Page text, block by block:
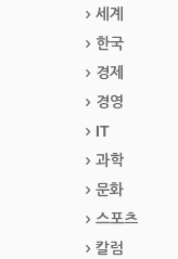
세계
한국
경제
경영
IT
과학
문화
스포츠
칼럼